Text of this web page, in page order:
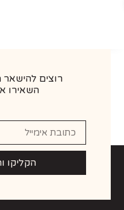
רוצים להישאר
השאירו את
הקליקו